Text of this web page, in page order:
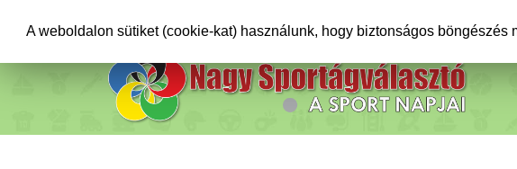
A weboldalon sütiket (cookie-kat) használunk, hogy biztonságos